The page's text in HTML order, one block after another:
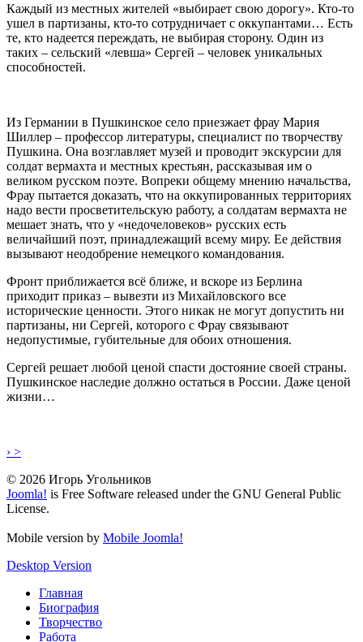
Каждый из местных жителей «выбирает свою дорогу». Кто-то
ушел в партизаны, кто-то сотрудничает с оккупантами… Есть
те, кто надеется переждать, не выбирая сторону. Один из
таких – сельский «левша» Сергей – человек уникальных
способностей.
Из Германии в Пушкинское село приезжает фрау Мария
Шиллер – профессор литературы, специалист по творчеству
Пушкина. Она возглавляет музей и проводит экскурсии для
солдат вермахта и местных крестьян, рассказывая им о
великом русском поэте. Вопреки общему мнению начальства,
Фрау пытается доказать, что на оккупированных территориях
надо вести просветительскую работу, а солдатам вермахта не
мешает знать, что у «недочеловеков» русских есть
величайший поэт, принадлежащий всему миру. Ее действия
вызывают неодобрение немецкого командования.
Фронт приближается всё ближе, и вскоре из Берлина
приходит приказ – вывезти из Михайловского все
исторические ценности. Этого никак не могут допустить ни
партизаны, ни Сергей, которого с Фрау связывают
недопустимые, губительные для обоих отношения.
Сергей решает любой ценой спасти достояние своей страны.
Пушкинское наследие должно остаться в России. Даже ценой
жизни…
› >
© 2026 Игорь Угольников
Joomla! is Free Software released under the GNU General Public
License.
Mobile version by Mobile Joomla!
Desktop Version
Главная
Биография
Творчество
Работа